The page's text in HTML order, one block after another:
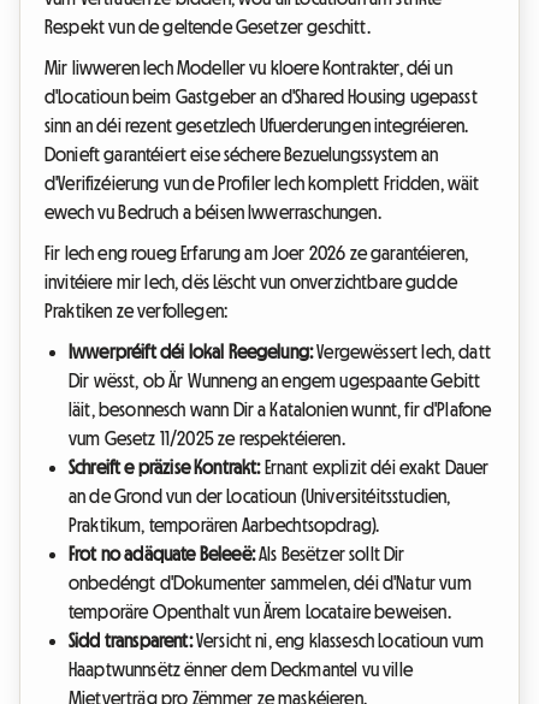
Respekt vun de geltende Gesetzer geschitt.
Mir liwweren Iech Modeller vu kloere Kontrakter, déi un
d'Locatioun beim Gastgeber an d'Shared Housing ugepasst
sinn an déi rezent gesetzlech Ufuerderungen integréieren.
Donieft garantéiert eise séchere Bezuelungssystem an
d'Verifizéierung vun de Profiler Iech komplett Fridden, wäit
ewech vu Bedruch a béisen Iwwerraschungen.
Fir Iech eng roueg Erfarung am Joer 2026 ze garantéieren,
invitéiere mir Iech, dës Lëscht vun onverzichtbare gudde
Praktiken ze verfollegen:
Iwwerpréift déi lokal Reegelung:Vergewëssert Iech, datt
Dir wësst, ob Är Wunneng an engem ugespaante Gebitt
läit, besonnesch wann Dir a Katalonien wunnt, fir d'Plafone
vum Gesetz 11/2025 ze respektéieren.
Schreift e präzise Kontrakt:Ernant explizit déi exakt Dauer
an de Grond vun der Locatioun (Universitéitsstudien,
Praktikum, temporären Aarbechtsopdrag).
Frot no adäquate Beleeë:Als Besëtzer sollt Dir
onbedéngt d'Dokumenter sammelen, déi d'Natur vum
temporäre Openthalt vun Ärem Locataire beweisen.
Sidd transparent:Versicht ni, eng klassesch Locatioun vum
Haaptwunnsëtz ënner dem Deckmantel vu ville
Mietverträg pro Zëmmer ze maskéieren.